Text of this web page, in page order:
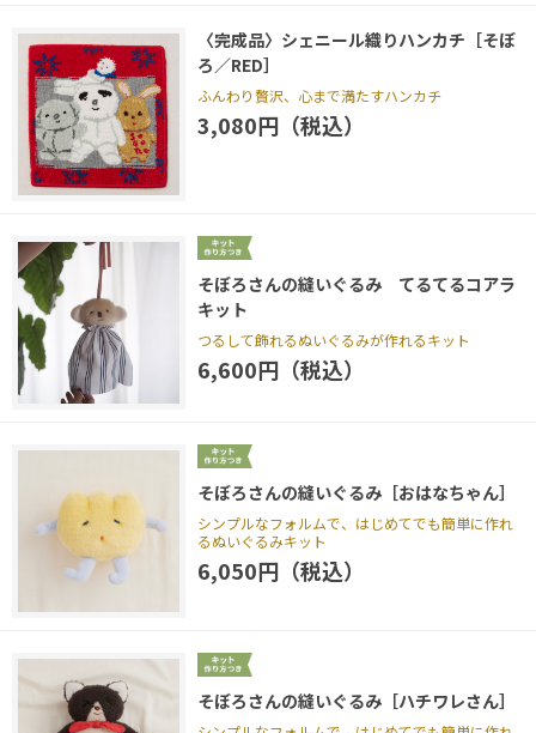
〈完成品〉シェニール織りハンカチ［そぼ
ろ／RED］
ふんわり贅沢、心まで満たすハンカチ
3,080円（税込）
そぼろさんの縫いぐるみ てるてるコアラ
キット
つるして飾れるぬいぐるみが作れるキット
6,600円（税込）
そぼろさんの縫いぐるみ［おはなちゃん］
シンプルなフォルムで、はじめてでも簡単に作れ
るぬいぐるみキット
6,050円（税込）
そぼろさんの縫いぐるみ［ハチワレさん］